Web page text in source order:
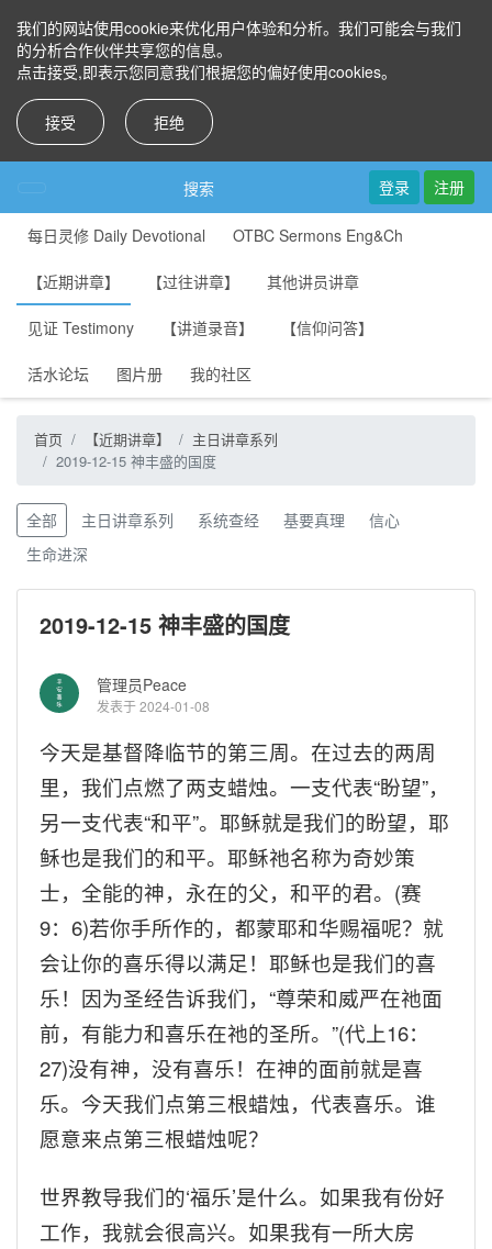
我们的网站使用cookie来优化用户体验和分析。我们可能会与我们
的分析合作伙伴共享您的信息。
点击接受,即表示您同意我们根据您的偏好使用cookies。
接受 拒绝
搜索 登录 注册
每日灵修 Daily Devotional OTBC Sermons Eng&Ch
【近期讲章】 【过往讲章】 其他讲员讲章
见证 Testimony 【讲道录音】 【信仰问答】
活水论坛 图片册 我的社区
首页 【近期讲章】
主日讲章系列
2019-12-15 神丰盛的国度
全部 主日讲章系列 系统查经 基要真理
信心
生命进深
2019-12-15 神丰盛的国度
管理员Peace
发表于 2024-01-08
今天是基督降临节的第三周。在过去的两周
里，我们点燃了两支蜡烛。一支代表“盼望”，
另一支代表“和平”。耶稣就是我们的盼望，耶
稣也是我们的和平。耶稣祂名称为奇妙策
士，全能的神，永在的父，和平的君。 (赛
9： 6)若你手所作的，都蒙耶和华赐福呢？就
会让你的喜乐得以满足！耶稣也是我们的喜
乐！因为圣经告诉我们， “尊荣和威严在祂面
前，有能力和喜乐在祂的圣所。 ”(代上16：
27)没有神，没有喜乐！在神的面前就是喜
乐。今天我们点第三根蜡烛，代表喜乐。谁
愿意来点第三根蜡烛呢？
世界教导我们的‘福乐’是什么。如果我有份好
工作，我就会很高兴。如果我有一所大房